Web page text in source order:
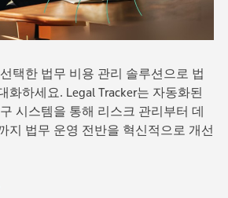
택한 법무 비용 관리 솔루션으로 법
화하세요. Legal Tracker는 자동화된
시스템을 통해 리스크 관리부터 데
지 법무 운영 전반을 혁신적으로 개선